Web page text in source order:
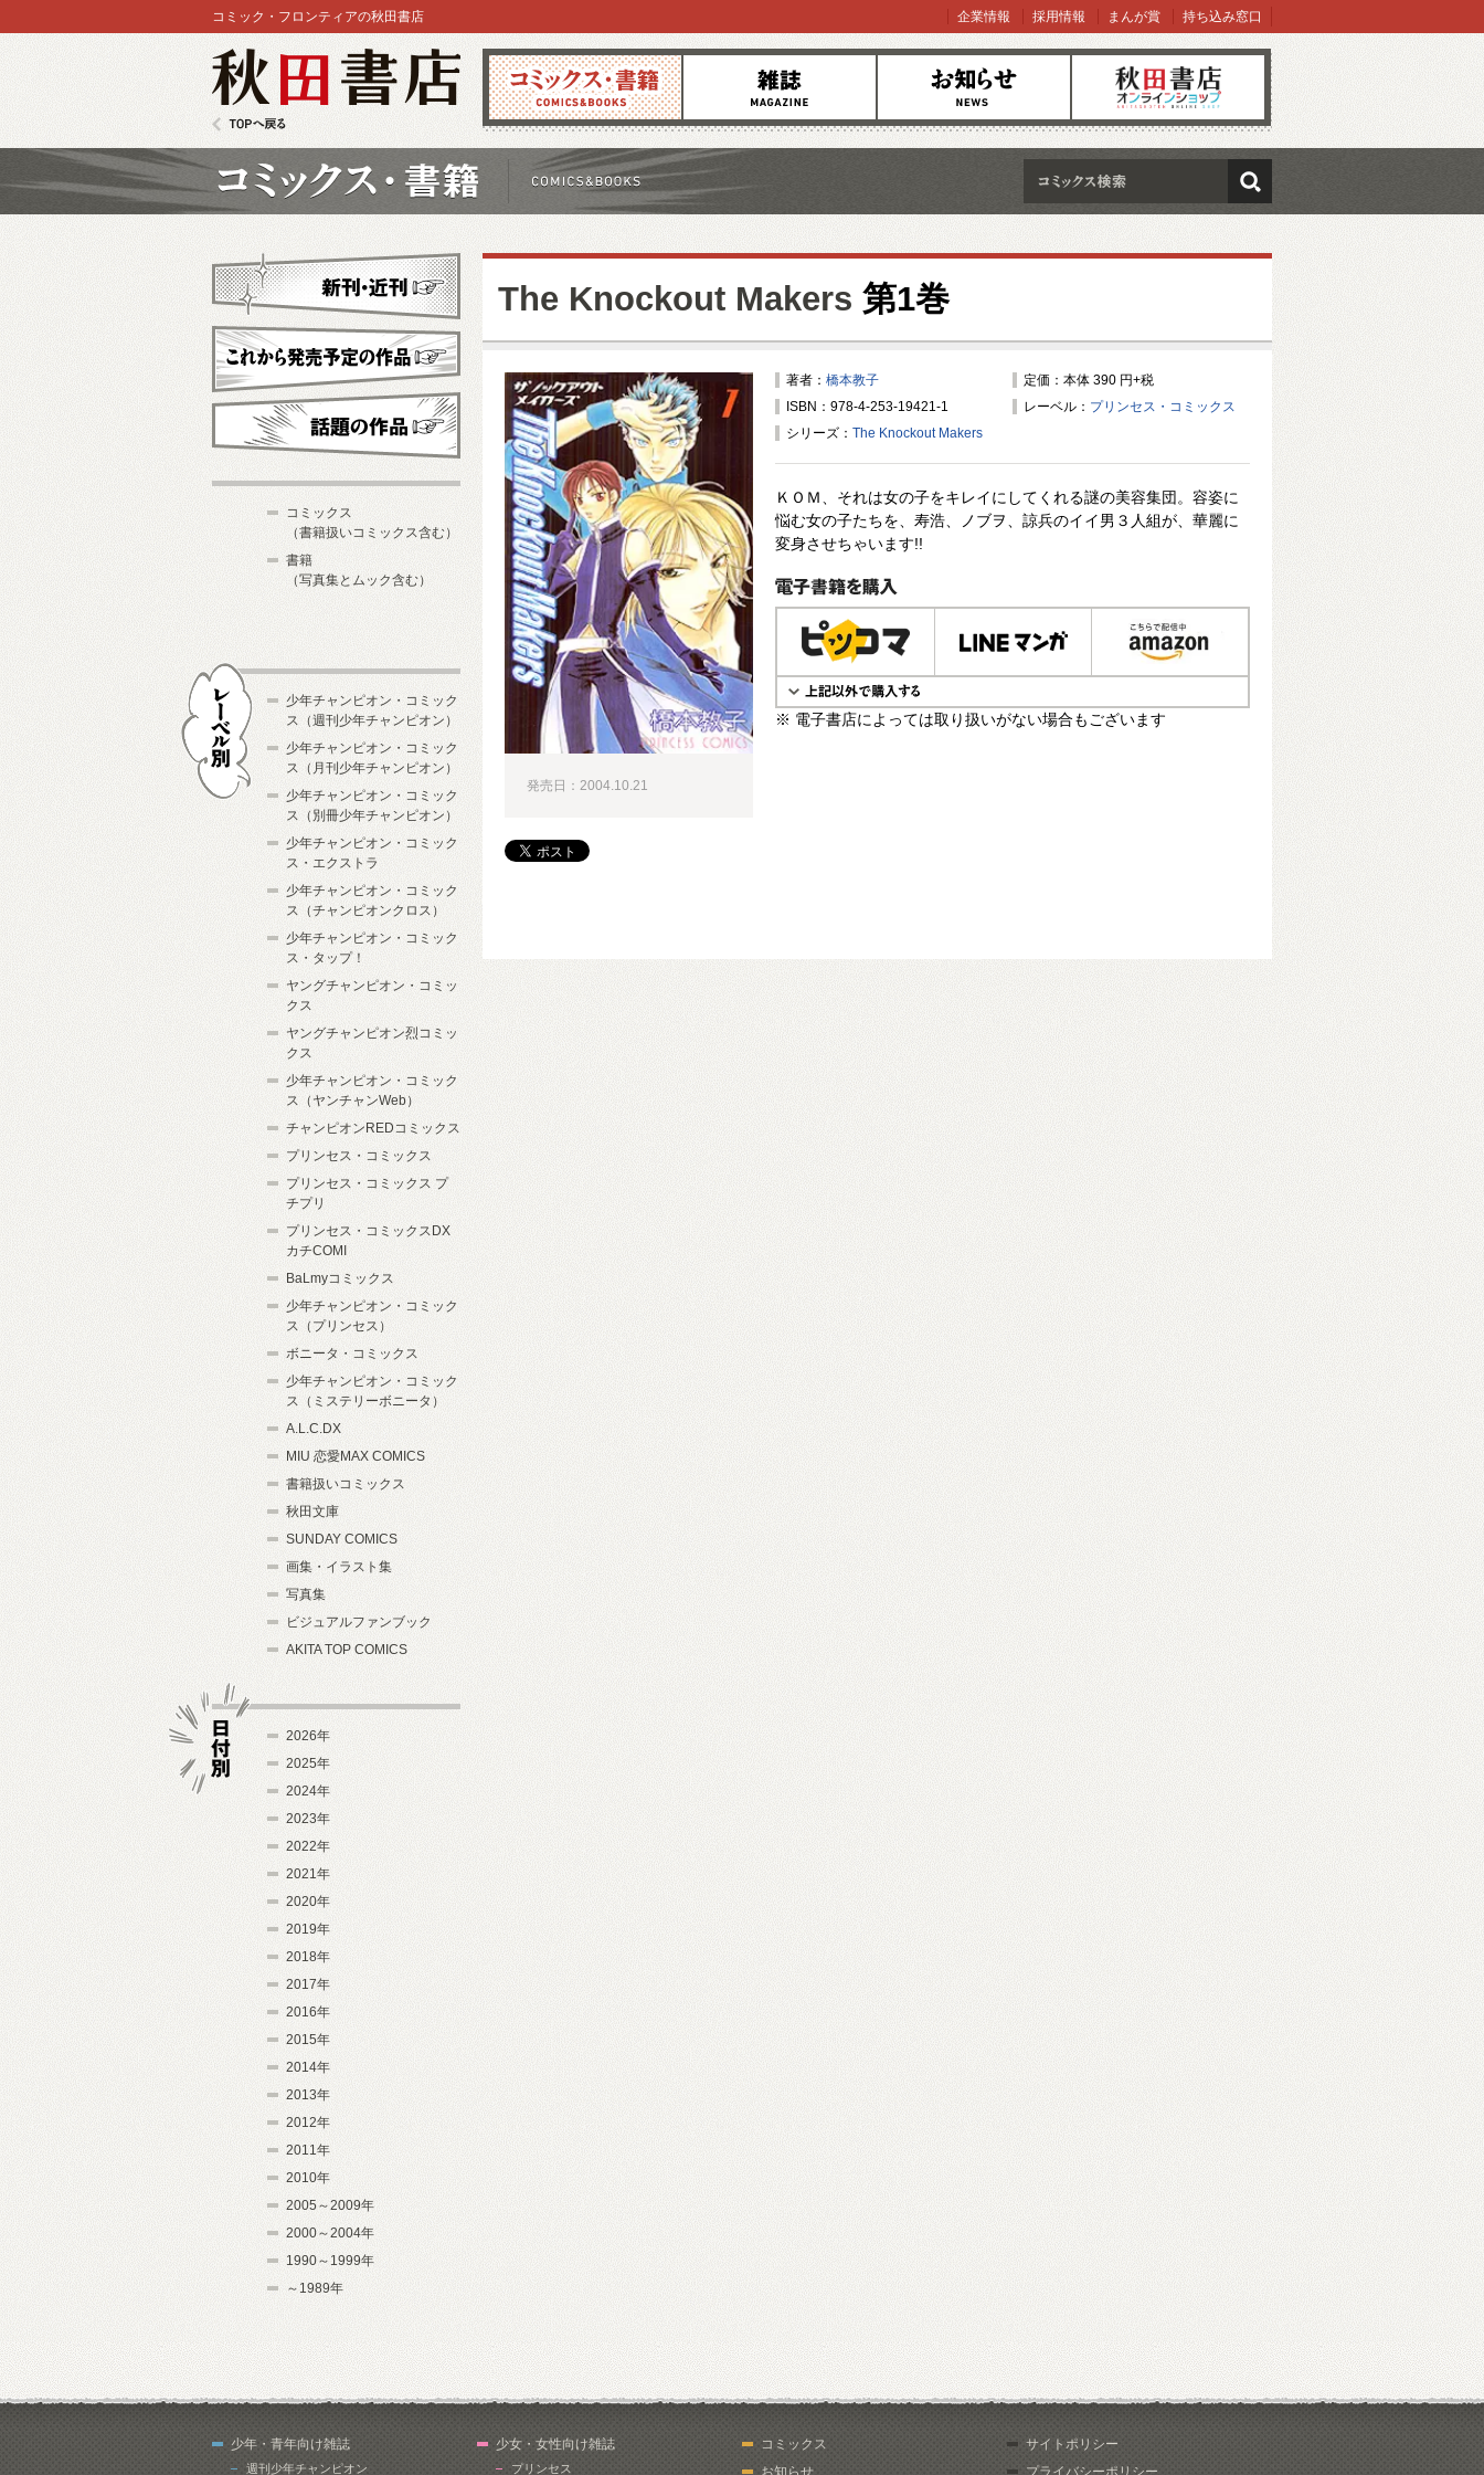
コミックス 雑誌 お知らせ オンラインショップ
コミック・フロンティアの秋田書店 企業情報 採用情報 まんが賞 持ち込み窓口
検索
The Knockout Makers 第1巻
著者： 橋本教子
定価：本体 390 円+税
ISBN：978-4-253-19421-1
レーベル： プリンセス・コミックス
シリーズ： The Knockout Makers
ＫＯＭ、それは女の子をキレイにしてくれる謎の美容集団。容姿に
悩む女の子たちを、寿浩、ノブヲ、諒兵のイイ男３人組が、華麗に
変身させちゃいます!!
電子書籍で購入
※ 電子書店によっては取り扱いがない場合もございます
発売日：2004.10.21
新刊・近刊
これから発売予定
コミックス
（書籍扱いコミックス含む）
書籍
（写真集とムック含む）
少年チャンピオン・コミック
ス（週刊少年チャンピオン）
少年チャンピオン・コミック
ス（月刊少年チャンピオン）
少年チャンピオン・コミック
ス（別冊少年チャンピオン）
少年チャンピオン・コミック
ス・エクストラ
少年チャンピオン・コミック
ス（チャンピオンクロス）
少年チャンピオン・コミック
ス・タップ！
ヤングチャンピオン・コミッ
クス
ヤングチャンピオン烈コミッ
クス
少年チャンピオン・コミック
ス（ヤンチャンWeb）
チャンピオンREDコミックス
プリンセス・コミックス
プリンセス・コミックス プ
チプリ
プリンセス・コミックスDX
カチCOMI
BaLmyコミックス
少年チャンピオン・コミック
ス（プリンセス）
ボニータ・コミックス
少年チャンピオン・コミック
ス（ミステリーボニータ）
A.L.C.DX
MIU 恋愛MAX COMICS
書籍扱いコミックス
秋田文庫
SUNDAY COMICS
画集・イラスト集
写真集
ビジュアルファンブック
AKITA TOP COMICS
2026年
2025年
2024年
2023年
2022年
2021年
2020年
2019年
2018年
2017年
2016年
2015年
2014年
2013年
2012年
2011年
2010年
2005～2009年
2000～2004年
1990～1999年
～1989年
少年・青年向け雑誌
週刊少年チャンピオン
少女・女性向け雑誌
プリンセス
コミックス
お知らせ
サイトポリシー
プライバシーポリシー